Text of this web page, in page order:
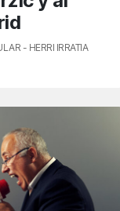
- HERRI IRRATIA